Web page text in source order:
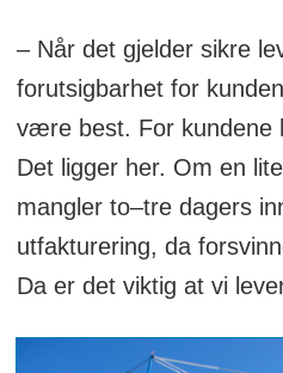
– Når det gjelder sikre
forutsigbarhet for
være best. For kundene
Det ligger her. Om en
mangler to–tre dagers
utfakturering, da
Da er det viktig at vi